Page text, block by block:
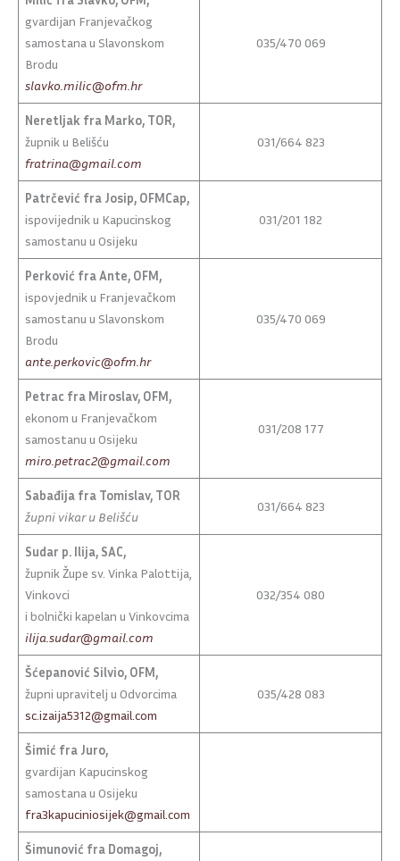
gvardijan Franjevačkog
samostana u Slavonskom
Brodu
slavko.milic@ofm.hr
035/470 069
Neretljak fra Marko, TOR,
župnik u Belišću
fratrina@gmail.com
031/664 823
Patrčević fra Josip, OFMCap,
ispovijednik u Kapucinskog
samostanu u Osijeku
031/201 182
Perković fra Ante, OFM,
ispovjednik u Franjevačkom
samostanu u Slavonskom
Brodu
ante.perkovic@ofm.hr
035/470 069
Petrac fra Miroslav, OFM,
ekonom u Franjevačkom
samostanu u Osijeku
miro.petrac2@gmail.com
031/208 177
Sabađija fra Tomislav, TOR
župni vikar u Belišću
031/664 823
Sudar p. Ilija, SAC,
župnik Župe sv. Vinka Palottija,
Vinkovci
i bolnički kapelan u Vinkovcima
ilija.sudar@gmail.com
032/354 080
Šćepanović Silvio, OFM,
župni upravitelj u Odvorcima
sc.izaija5312@gmail.com
035/428 083
Šimić fra Juro,
gvardijan Kapucinskog
samostana u Osijeku
fra3kapuciniosijek@gmail.com
Šimunović fra Domagoj,